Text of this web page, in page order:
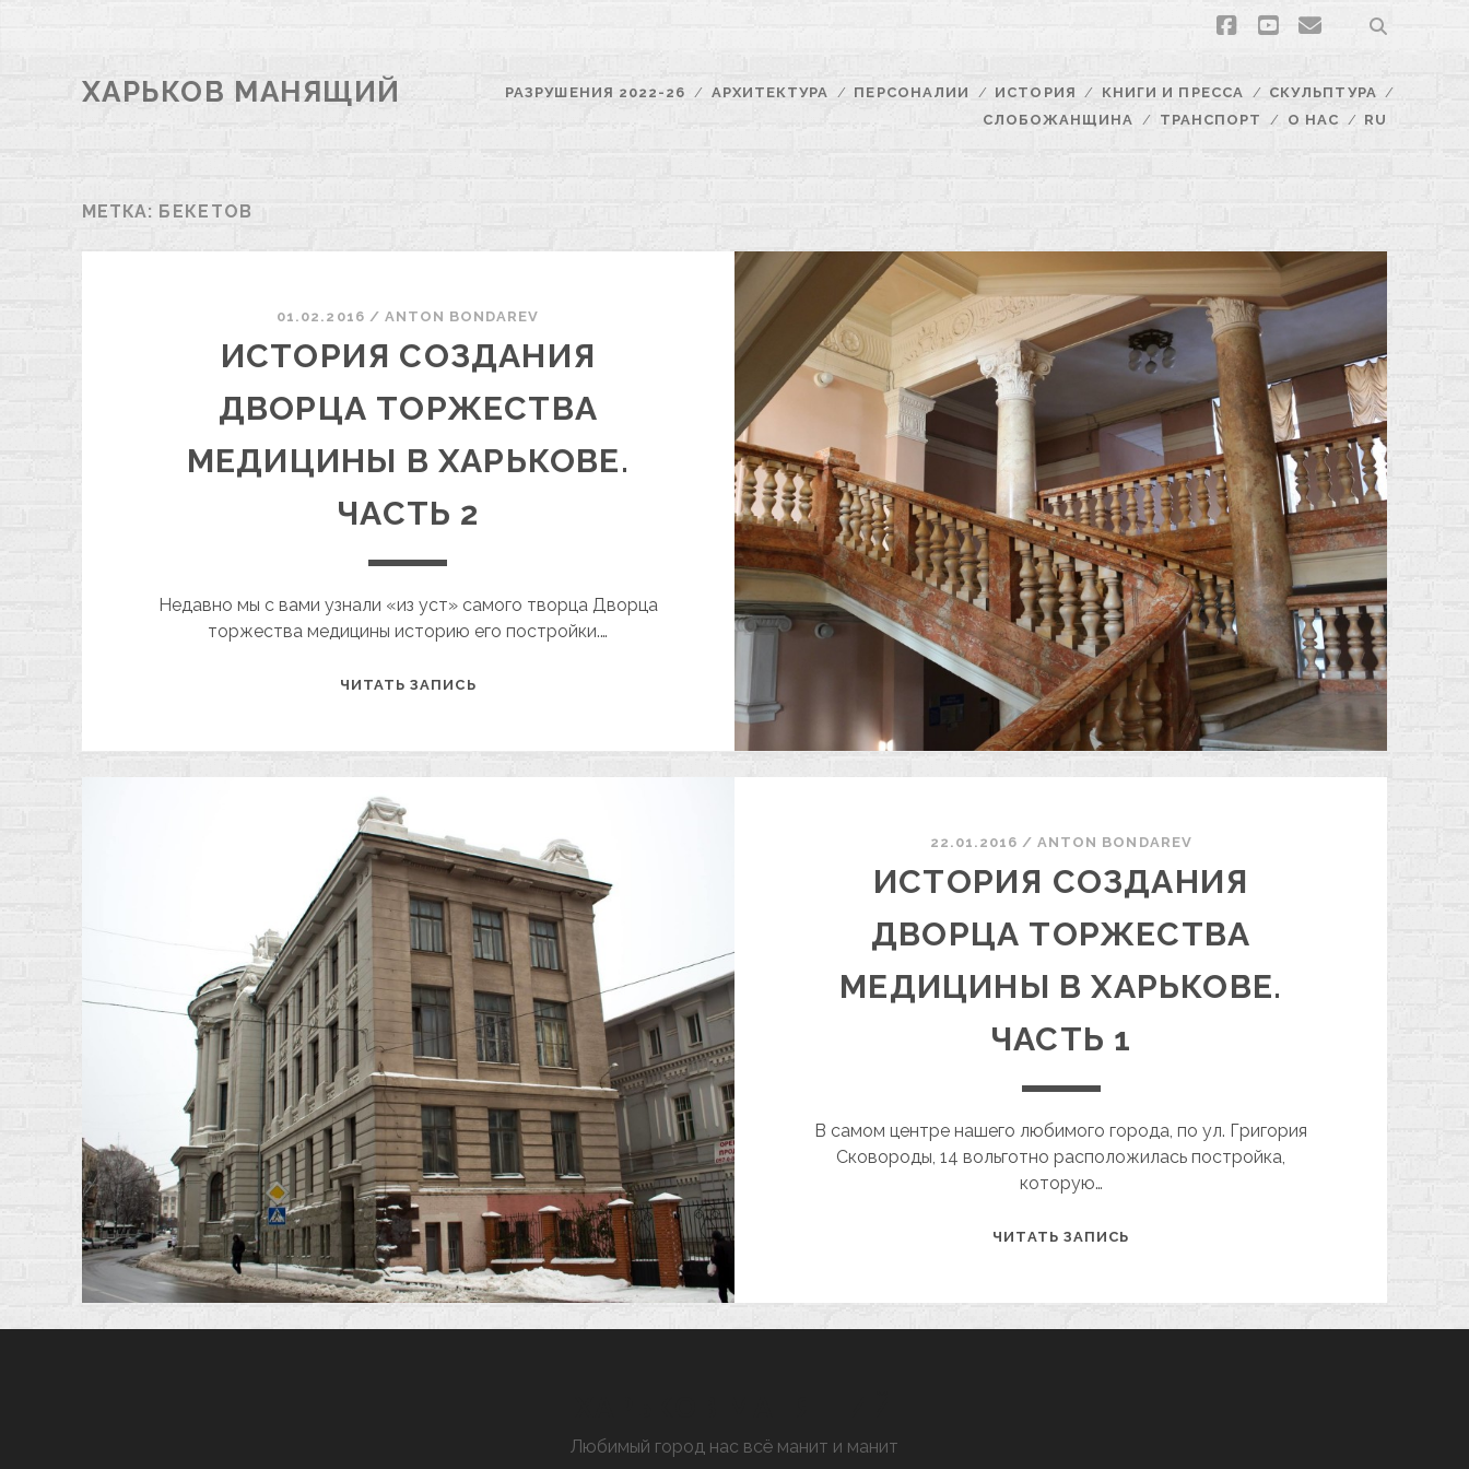
facebook
youtubeemail
ХАРЬКОВ МАНЯЩИЙ РАЗРУШЕНИЯ 2022-26 АРХИТЕКТУРА ПЕРСОНАЛИИ ИСТОРИЯ КНИГИ И ПРЕССА
СКУЛЬПТУРА
СЛОБОЖАНЩИНА
ТРАНСПОРТ О НАС RU
МЕТКА: БЕКЕТОВ
01.02.2016 / ANTON BONDAREV
ИСТОРИЯ СОЗДАНИЯ
ДВОРЦА ТОРЖЕСТВА
МЕДИЦИНЫ В ХАРЬКОВЕ.
ЧАСТЬ 2
Недавно мы с вами узнали «из уст» самого творца Дворца
торжества медицины историю его постройки.…
ЧИТАТЬ ЗАПИСЬИСТОРИЯ
ХАРЬКОВЕ.
ЧАСТЬ
2
22.01.2016 /ANTON BONDAREV
ИСТОРИЯ СОЗДАНИЯ
ДВОРЦА ТОРЖЕСТВА
МЕДИЦИНЫ В ХАРЬКОВЕ.
ЧАСТЬ 1
В самом центре нашего любимого города, по ул. Григория
Сковороды, 14 вольготно расположилась постройка,
которую…
ЧИТАТЬ ЗАПИСЬИСТОРИЯ
Любимый город нас всё манит и манит